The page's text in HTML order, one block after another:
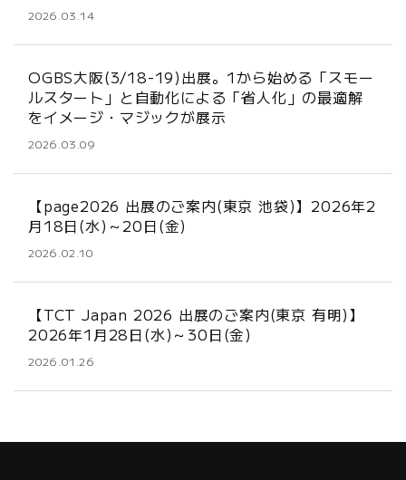
2026.03.14
OGBS大阪(3/18-19)出展。1から始める「スモー
ルスタート」と自動化による「省人化」の最適解
をイメージ・マジックが展示
2026.03.09
【page2026 出展のご案内(東京 池袋)】2026年2
月18日(水)～20日(金)
2026.02.10
【TCT Japan 2026 出展のご案内(東京 有明)】
2026年1月28日(水)～30日(金)
2026.01.26